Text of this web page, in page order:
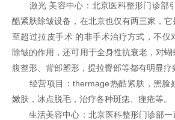
激光 美容中心：北京医科整形门诊部
酷紧肤除皱设备，在北京也仅有两三家，
至超过拉皮手术 的非手术治疗方式，不仅
除皱的作用，还可用于全身性抗衰老，对
腹整形、背部塑形，提拉臀部等都有明显疗
经营项目：thermage热酷紧肤，黑脸
嫩肤，冰点脱毛，治疗各种斑痣、痤疮等。
生活美容中心：北京医科整形门诊部一